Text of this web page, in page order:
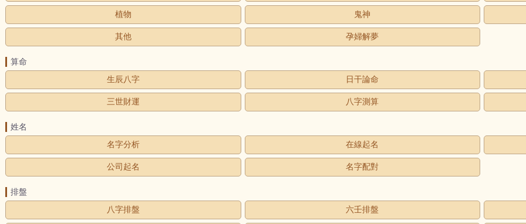
植物 鬼神
其他 孕婦解夢
算命
生辰八字
日干論命
三世財運 八字測算
姓名
名字分析
在線起名
公司起名 名字配對
排盤
八字排盤
六壬排盤